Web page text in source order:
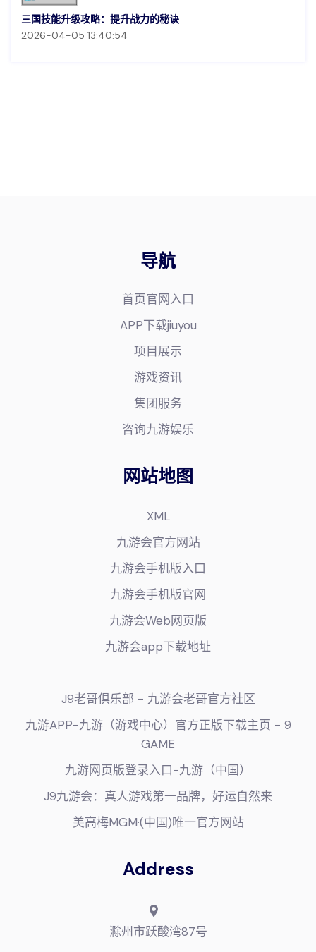
三国技能升级攻略：提升战力的秘诀
2026-04-05 13:40:54
导航
首页官网入口
APP下载jiuyou
项目展示
游戏资讯
集团服务
咨询九游娱乐
网站地图
XML
九游会官方网站
九游会手机版入口
九游会手机版官网
九游会Web网页版
九游会app下载地址
J9老哥俱乐部 - 九游会老哥官方社区
九游APP-九游（游戏中心）官方正版下载主页 - 9
GAME
九游网页版登录入口-九游（中国）
J9九游会：真人游戏第一品牌，好运自然来
美高梅MGM·(中国)唯一官方网站
Address
滁州市跃酸湾87号